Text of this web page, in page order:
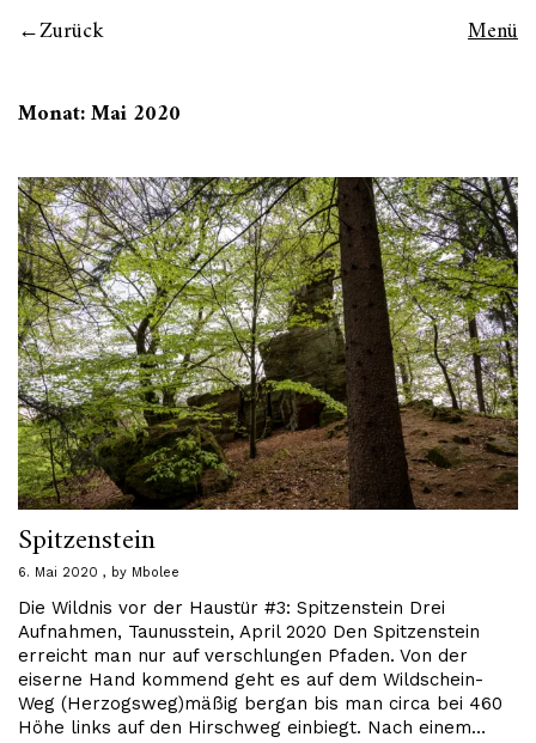
Zurück Menü
Monat:Mai 2020
Spitzenstein
6. Mai 2020 by Mbolee
Die Wildnis vor der Haustür #3: Spitzenstein Drei
Aufnahmen, Taunusstein, April 2020 Den Spitzenstein
erreicht man nur auf verschlungen Pfaden. Von der
eiserne Hand kommend geht es auf dem Wildschein-
Weg (Herzogsweg)mäßig bergan bis man circa bei 460
Höhe links auf den Hirschweg einbiegt. Nach einem…